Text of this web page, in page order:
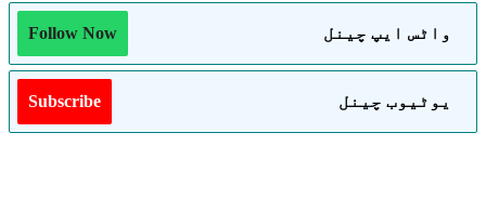
واٹس ایپ چینل Follow Now
یوٹیوب چینل Subscribe